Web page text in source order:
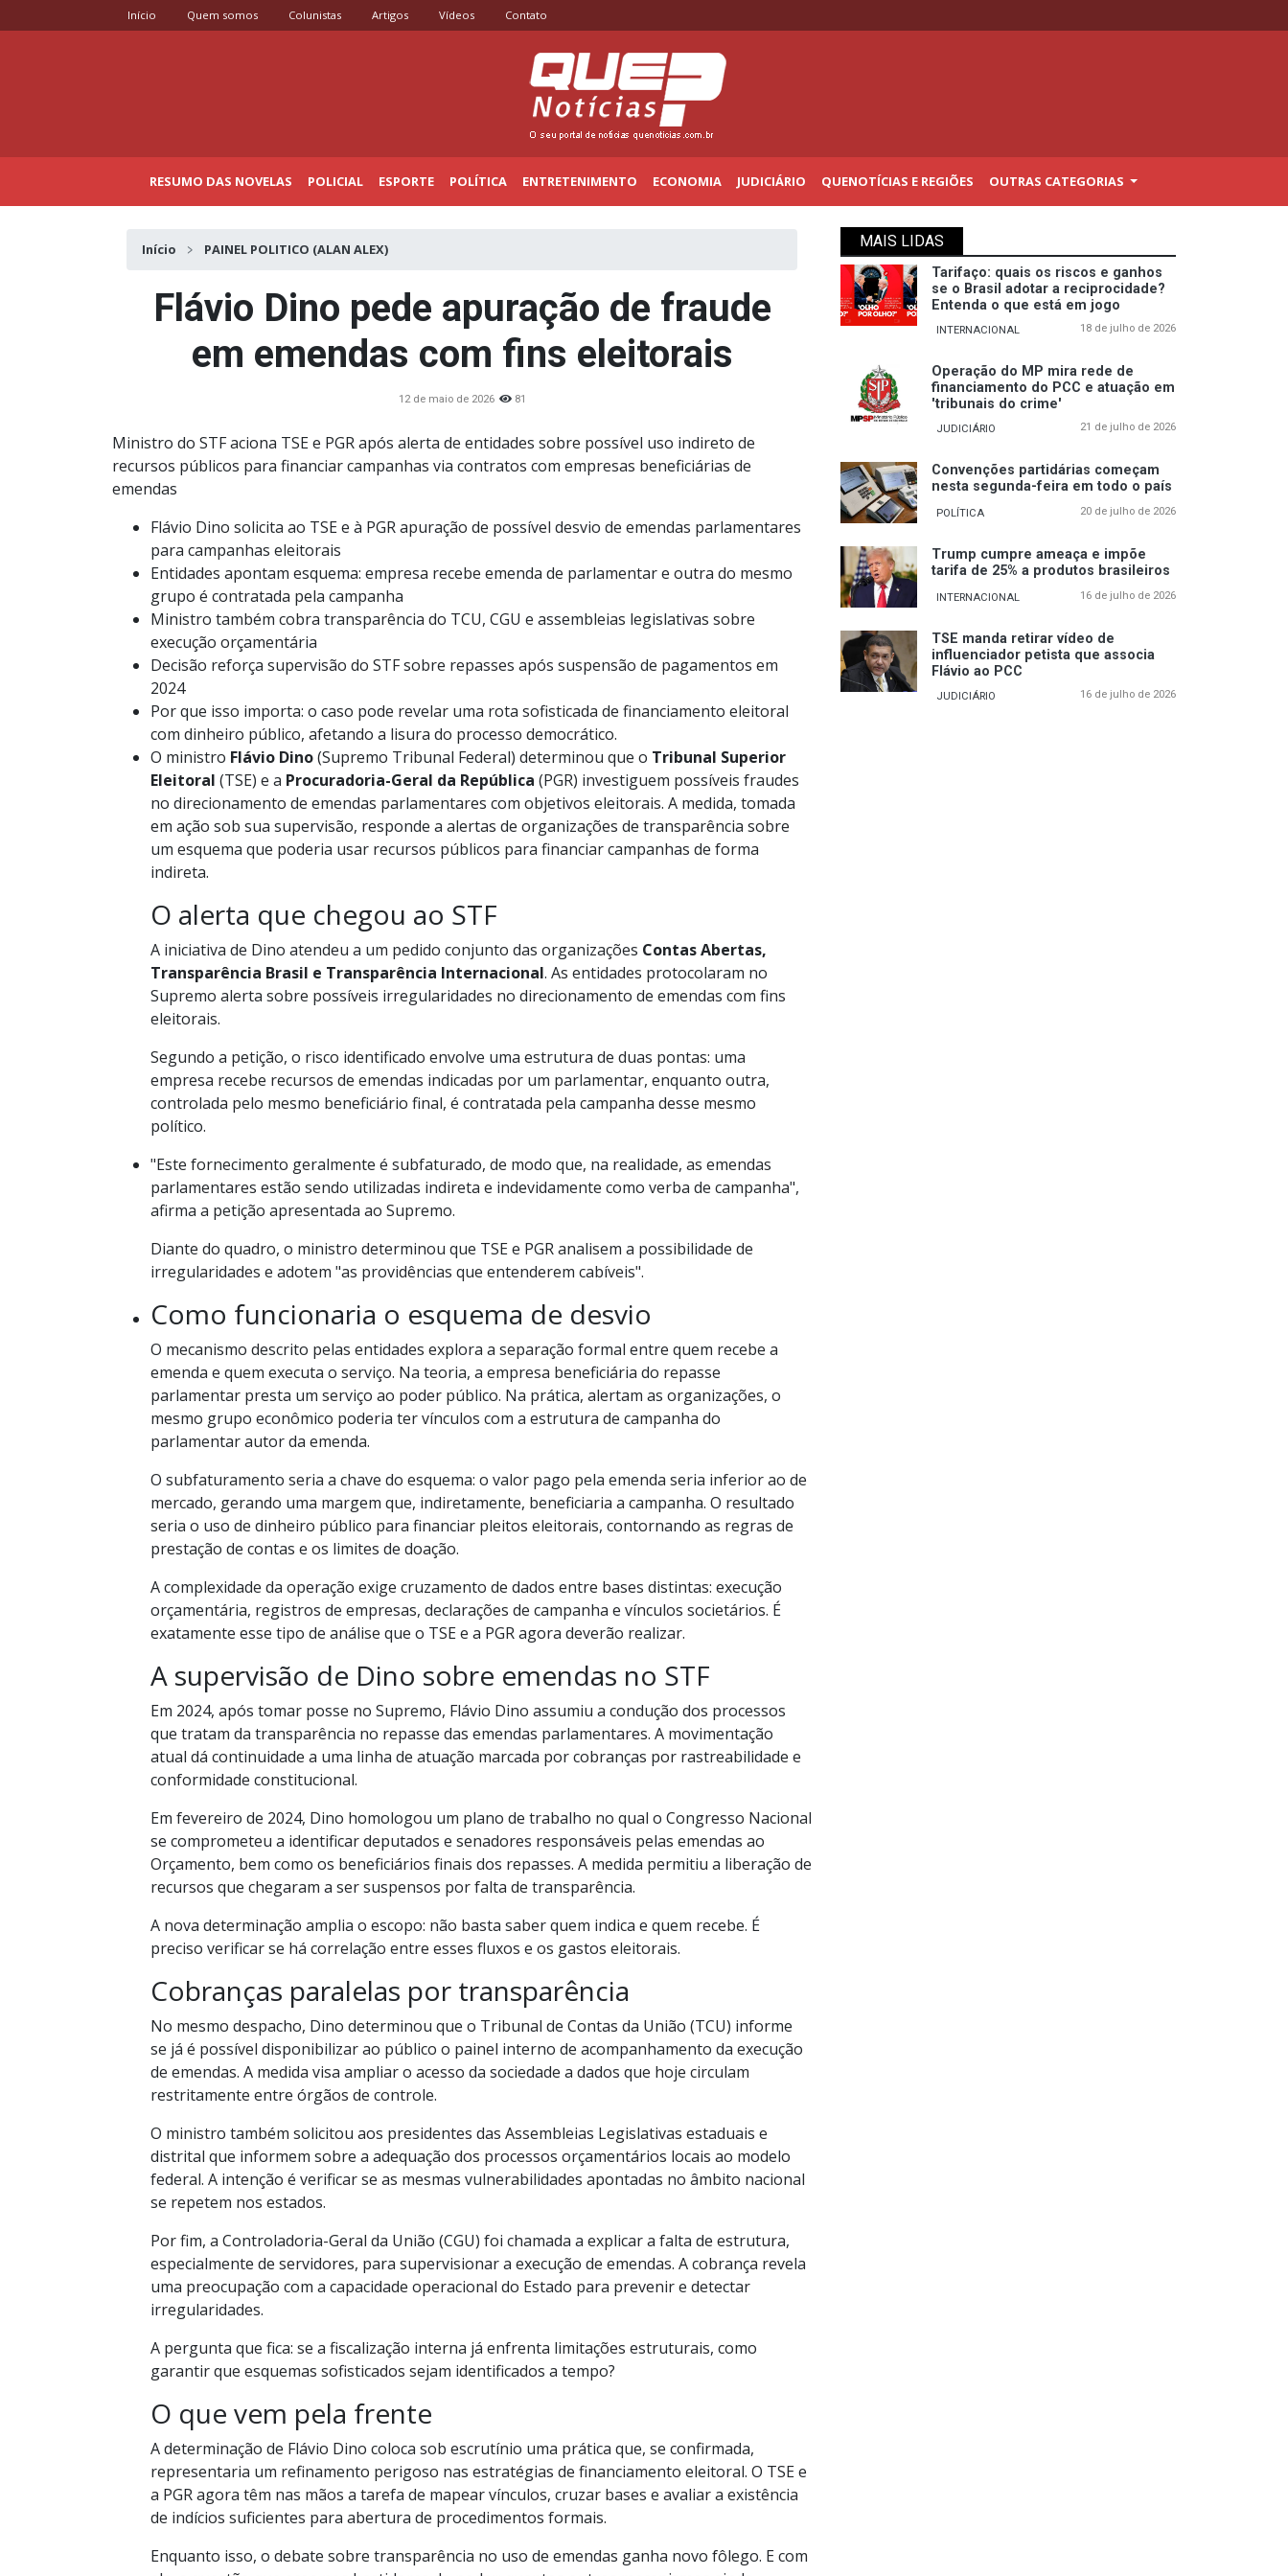
Início Quem somos Colunistas Artigos Vídeos Contato
RESUMO DAS NOVELAS POLICIAL ESPORTE POLÍTICA ENTRETENIMENTO ECONOMIA JUDICIÁRIO QUENOTÍCIAS E REGIÕES OUTRAS CATEGORIAS
Início PAINEL POLITICO (ALAN ALEX)
Flávio Dino pede apuração de fraude
em emendas com fins eleitorais
12 de maio de 2026 81
Ministro do STF aciona TSE e PGR após alerta de entidades sobre possível uso indireto de
recursos públicos para financiar campanhas via contratos com empresas beneficiárias de
emendas
Flávio Dino solicita ao TSE e à PGR apuração de possível desvio de emendas parlamentares
para campanhas eleitorais
Entidades apontam esquema: empresa recebe emenda de parlamentar e outra do mesmo
grupo é contratada pela campanha
Ministro também cobra transparência do TCU, CGU e assembleias legislativas sobre
execução orçamentária
Decisão reforça supervisão do STF sobre repasses após suspensão de pagamentos em
2024
Por que isso importa: o caso pode revelar uma rota sofisticada de financiamento eleitoral
com dinheiro público, afetando a lisura do processo democrático.
O ministro Flávio Dino(Supremo Tribunal Federal) determinou que o Tribunal Superior
Eleitoral (TSE) e a Procuradoria-Geral da República (PGR) investiguem possíveis fraudes
no direcionamento de emendas parlamentares com objetivos eleitorais. A medida, tomada
em ação sob sua supervisão, responde a alertas de organizações de transparência sobre
um esquema que poderia usar recursos públicos para financiar campanhas de forma
indireta.
O alerta que chegou ao STF
A iniciativa de Dino atendeu a um pedido conjunto das organizações Contas Abertas,
Transparência Brasil e Transparência Internacional. As entidades protocolaram no
Supremo alerta sobre possíveis irregularidades no direcionamento de emendas com fins
eleitorais.
Segundo a petição, o risco identificado envolve uma estrutura de duas pontas: uma
empresa recebe recursos de emendas indicadas por um parlamentar, enquanto outra,
controlada pelo mesmo beneficiário final, é contratada pela campanha desse mesmo
político.
"Este fornecimento geralmente é subfaturado, de modo que, na realidade, as emendas
parlamentares estão sendo utilizadas indireta e indevidamente como verba de campanha",
afirma a petição apresentada ao Supremo.
Diante do quadro, o ministro determinou que TSE e PGR analisem a possibilidade de
irregularidades e adotem "as providências que entenderem cabíveis".
Como funcionaria o esquema de desvio
O mecanismo descrito pelas entidades explora a separação formal entre quem recebe a
emenda e quem executa o serviço. Na teoria, a empresa beneficiária do repasse
parlamentar presta um serviço ao poder público. Na prática, alertam as organizações, o
mesmo grupo econômico poderia ter vínculos com a estrutura de campanha do
parlamentar autor da emenda.
O subfaturamento seria a chave do esquema: o valor pago pela emenda seria inferior ao de
mercado, gerando uma margem que, indiretamente, beneficiaria a campanha. O resultado
seria o uso de dinheiro público para financiar pleitos eleitorais, contornando as regras de
prestação de contas e os limites de doação.
A complexidade da operação exige cruzamento de dados entre bases distintas: execução
orçamentária, registros de empresas, declarações de campanha e vínculos societários. É
exatamente esse tipo de análise que o TSE e a PGR agora deverão realizar.
A supervisão de Dino sobre emendas no STF
Em 2024, após tomar posse no Supremo, Flávio Dino assumiu a condução dos processos
que tratam da transparência no repasse das emendas parlamentares. A movimentação
atual dá continuidade a uma linha de atuação marcada por cobranças por rastreabilidade e
conformidade constitucional.
Em fevereiro de 2024, Dino homologou um plano de trabalho no qual o Congresso Nacional
se comprometeu a identificar deputados e senadores responsáveis pelas emendas ao
Orçamento, bem como os beneficiários finais dos repasses. A medida permitiu a liberação de
recursos que chegaram a ser suspensos por falta de transparência.
A nova determinação amplia o escopo: não basta saber quem indica e quem recebe. É
preciso verificar se há correlação entre esses fluxos e os gastos eleitorais.
Cobranças paralelas por transparência
No mesmo despacho, Dino determinou que o Tribunal de Contas da União (TCU) informe
se já é possível disponibilizar ao público o painel interno de acompanhamento da execução
de emendas. A medida visa ampliar o acesso da sociedade a dados que hoje circulam
restritamente entre órgãos de controle.
O ministro também solicitou aos presidentes das Assembleias Legislativas estaduais e
distrital que informem sobre a adequação dos processos orçamentários locais ao modelo
federal. A intenção é verificar se as mesmas vulnerabilidades apontadas no âmbito nacional
se repetem nos estados.
Por fim, a Controladoria-Geral da União (CGU) foi chamada a explicar a falta de estrutura,
especialmente de servidores, para supervisionar a execução de emendas. A cobrança revela
uma preocupação com a capacidade operacional do Estado para prevenir e detectar
irregularidades.
A pergunta que fica: se a fiscalização interna já enfrenta limitações estruturais, como
garantir que esquemas sofisticados sejam identificados a tempo?
O que vem pela frente
A determinação de Flávio Dino coloca sob escrutínio uma prática que, se confirmada,
representaria um refinamento perigoso nas estratégias de financiamento eleitoral. O TSE e
a PGR agora têm nas mãos a tarefa de mapear vínculos, cruzar bases e avaliar a existência
de indícios suficientes para abertura de procedimentos formais.
Enquanto isso, o debate sobre transparência no uso de emendas ganha novo fôlego. E com
MAIS LIDAS
Tarifaço: quais os riscos e ganhos
se o Brasil adotar a reciprocidade?
Entenda o que está em jogo
INTERNACIONAL 18 de julho de 2026
Operação do MP mira rede de
financiamento do PCC e atuação em
'tribunais do crime'
JUDICIÁRIO 21 de julho de 2026
Convenções partidárias começam
nesta segunda-feira em todo o país
POLÍTICA 20 de julho de 2026
Trump cumpre ameaça e impõe
tarifa de 25% a produtos brasileiros
INTERNACIONAL 16 de julho de 2026
TSE manda retirar vídeo de
influenciador petista que associa
Flávio ao PCC
JUDICIÁRIO 16 de julho de 2026